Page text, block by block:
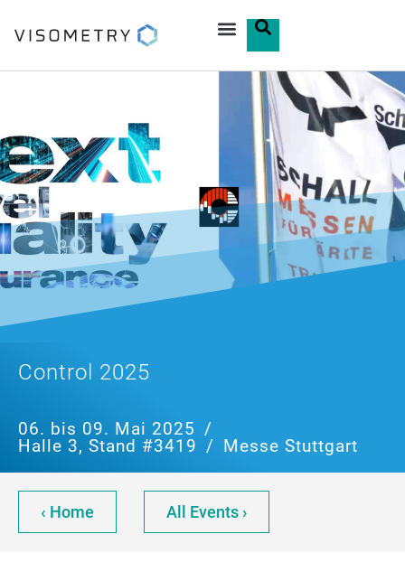
Control 2025
06. bis 09. Mai 2025 /
Halle 3, Stand #3419 / Messe Stuttgart
‹ Home All Events ›